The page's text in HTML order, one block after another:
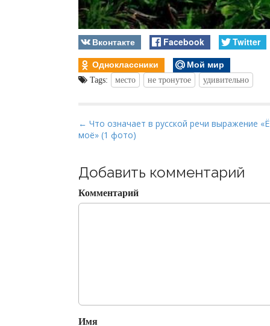
Вконтакте Facebook
Twitter
Одноклассники
Мой мир
Tags: место не тронутое удивительно
P
o
t
n
a
← Что означает в русской речи выражение
моё» (1 фото)
Добавить комментарий
Комментарий
Имя